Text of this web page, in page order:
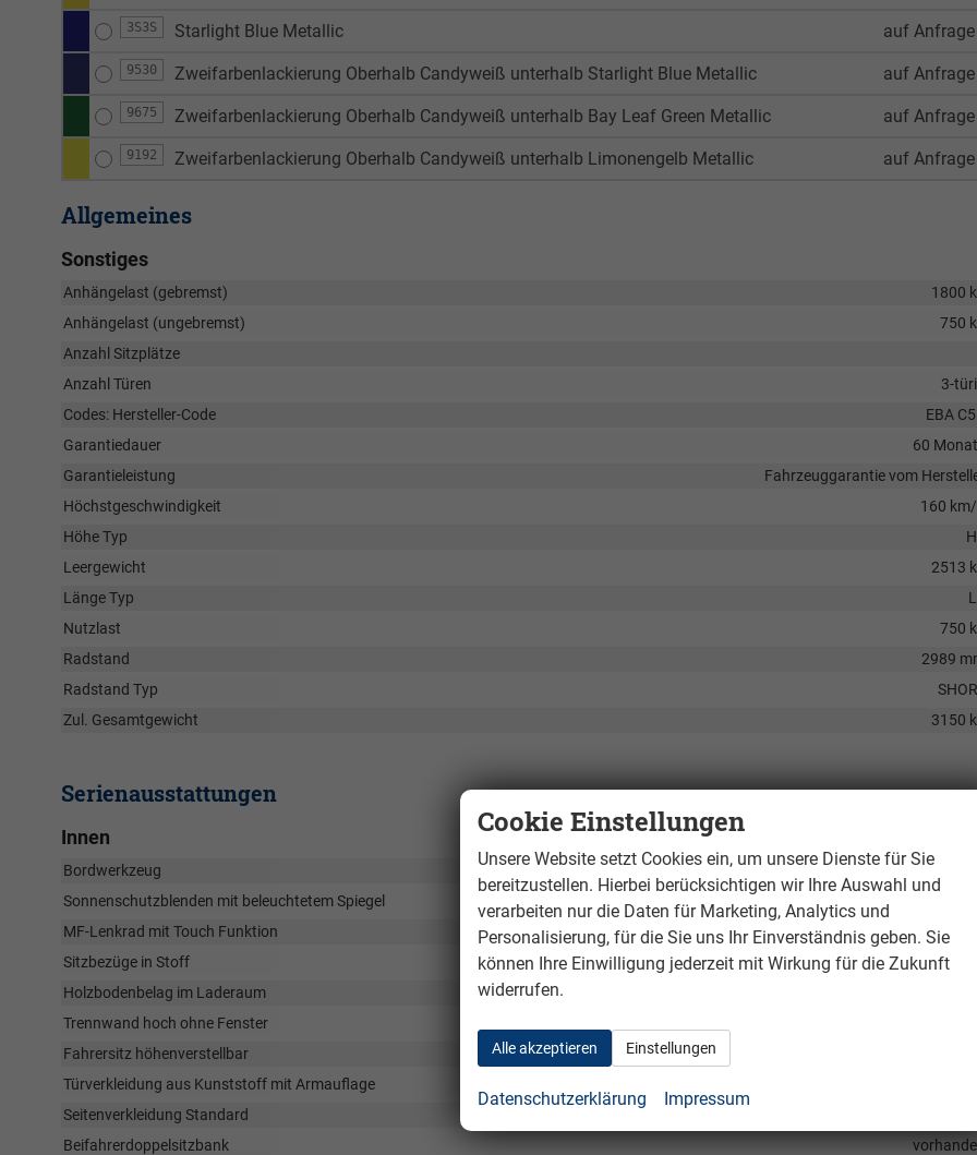
3S3S Starlight Blue Metallic auf Anfrage
9530 Zweifarbenlackierung Oberhalb Candyweiß unterhalb Starlight Blue Metallic auf Anfrage
9675 Zweifarbenlackierung Oberhalb Candyweiß unterhalb Bay Leaf Green Metallic auf Anfrage
9192 Zweifarbenlackierung Oberhalb Candyweiß unterhalb Limonengelb Metallic auf Anfrage
Allgemeines
Sonstiges
Anhängelast (gebremst)
1800
Anhängelast (ungebremst)
750
Anzahl Sitzplätze
Anzahl Türen
3-
Codes: Hersteller-Code
EBA
Garantiedauer
60
Garantieleistung
Fahrzeuggarantie vom
Höchstgeschwindigkeit
160
Höhe Typ
Leergewicht
2513
Länge Typ
Nutzlast
750
Radstand
2989
Radstand Typ
Zul. Gesamtgewicht
3150
Serienausstattungen
Innen
Bordwerkzeug
vorhanden
Sonnenschutzblenden mit beleuchtetem Spiegel
MF-Lenkrad mit Touch Funktion
vorhanden
Sitzbezüge in Stoff
vorhanden
Holzbodenbelag im Laderaum
Trennwand hoch ohne Fenster
Fahrersitz höhenverstellbar
Türverkleidung aus Kunststoff mit Armauflage
Seitenverkleidung Standard
Beifahrerdoppelsitzbank
Cookie Einstellungen
Unsere Website setzt Cookies ein, um unsere Dienste für Sie
bereitzustellen. Hierbei berücksichtigen wir Ihre Auswahl und
verarbeiten nur die Daten für Marketing, Analytics und
Personalisierung, für die Sie uns Ihr Einverständnis geben. Sie
können Ihre Einwilligung jederzeit mit Wirkung für die Zukunft
widerrufen.
Alle akzeptieren Einstellungen
Datenschutzerklärung Impressum